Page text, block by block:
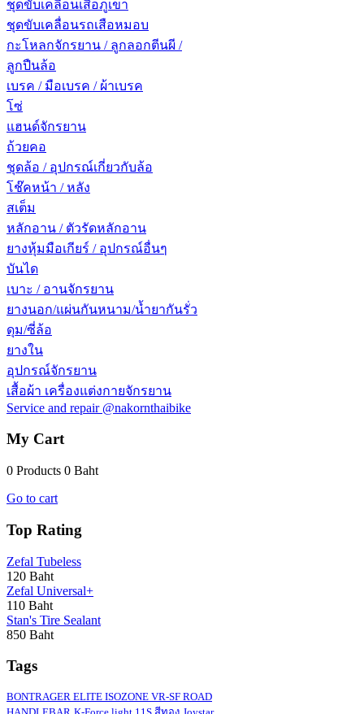
ชุดขับเคลื่อนเสือภูเขา
ชุดขับเคลื่อนรถเสือหมอบ
กะโหลกจักรยาน / ลูกลอกตีนผี /
ลูกปืนล้อ
เบรค / มือเบรค / ผ้าเบรค
โซ่
แฮนด์จักรยาน
ถ้วยคอ
ชุดล้อ / อุปกรณ์เกี่ยวกับล้อ
โช๊คหน้า / หลัง
สเต็ม
หลักอาน / ตัวรัดหลักอาน
ยางหุ้มมือเกียร์ / อุปกรณ์อื่นๆ
บันได
เบาะ / อานจักรยาน
ยางนอก/แผ่นกันหนาม/น้ำยากันรั่ว
ดุม/ซี่ล้อ
ยางใน
อุปกรณ์จักรยาน
เสื้อผ้า เครื่องแต่งกายจักรยาน
Service and repair @nakornthaibike
My Cart
0 Products 0 Baht
Go to cart
Top Rating
Zefal Tubeless
120 Baht
Zefal Universal+
110 Baht
Stan's Tire Sealant
850 Baht
Tags
BONTRAGER ELITE ISOZONE VR-SF ROAD